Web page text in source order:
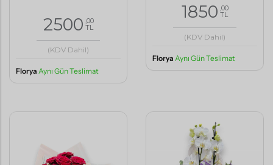
2500 ,00
TL
(KDV Dahil)
Florya Aynı Gün Teslimat
1850 ,00
TL
(KDV Dahil)
Florya Aynı Gün Teslimat